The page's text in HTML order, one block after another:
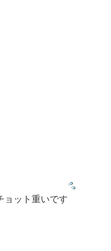
ョット重いです